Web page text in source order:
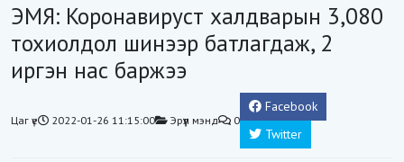
ЭМЯ: Коронавируст халдварын 3,080
тохиолдол шинээр батлагдаж, 2
иргэн нас баржээ
Цаг үе 2022-01-26 11:15:00 Эрүүл мэнд 0
Facebook
Twitter